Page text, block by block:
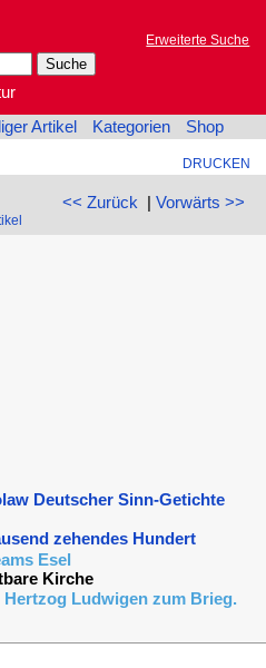
Erweiterte Suche
Artikel Kategorien Shop
DRUCKEN
<< Zurück | Vorwärts >>
Deutscher Sinn-Getichte
zehendes Hundert
Esel
Kirche
Hertzog Ludwigen zum Brieg.